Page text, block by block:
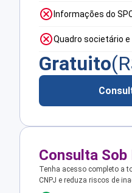
Informações do
Quadro societário
Gratuito
Consulta
Tenha acesso completo a
CNPJ e reduza riscos de